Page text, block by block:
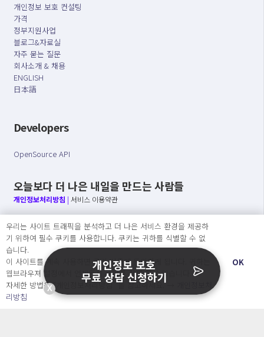
개인정보 보호 컨설팅
가격
정부지원사업
블로그&자료실
자주 묻는 질문
회사소개 & 채용
ENGLISH
日本語
Developers
OpenSource API
오늘보다 더 나은 내일을 만드는 사람들
개인정보처리방침 | 서비스 이용약관
○ 개인정보보호 컴플라이언스를 선도하겠습니다.
○ 정보주체의 권리를 보장하겠습니다.
○ 기업의 개인정보보호를 위한 효율적 관리를 보장하겠습니다.
Copyright Ⓒ
2026 O.NE PEOPLE Co., Ltd. All rights reserved.
우리는 사이트 트래픽을 분석하고 더 나은 서비스 환경을 제공하
기 위하여 필수 쿠키를 사용합니다. 쿠키는 귀하를 식별할 수 없
습니다.
이 사이트를 계속 사용하면 쿠키 사용에 동의하게 됩니다. 귀하는
웹브라우져 설정에서 언제든지 쿠키를 삭제 할 수있습니다.
자세한 방법은 “개인정보처리방침” 을 참고하세요. →
리방침
OK
X
개인정보 보호
무료 상담 신청하기